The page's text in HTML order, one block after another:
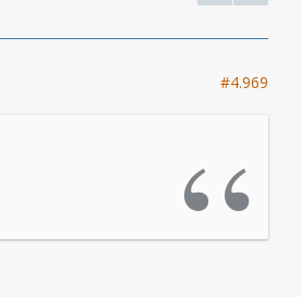
#4.969